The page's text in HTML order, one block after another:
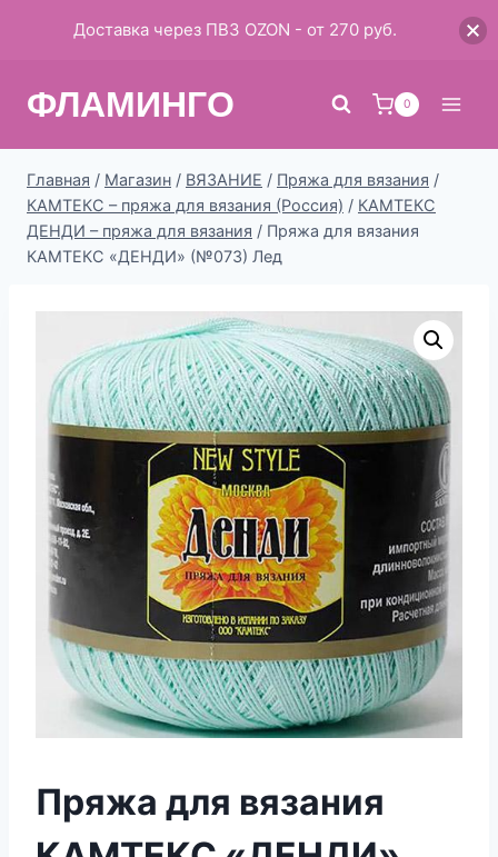
ФЛАМИНГО 0
Главная / Магазин / ВЯЗАНИЕ / Пряжа для вязания /
КАМТЕКС – пряжа для вязания (Россия) / КАМТЕКС
ДЕНДИ – пряжа для вязания / Пряжа для вязания
КАМТЕКС «ДЕНДИ» (№073) Лед
Пряжа для вязания
Доставка через ПВЗ OZON - от 270 руб.